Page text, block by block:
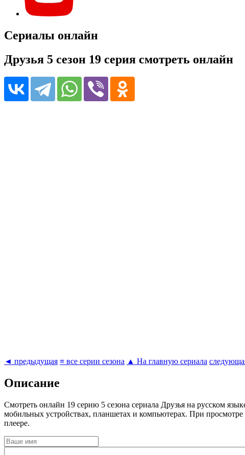
Сериалы онлайн
Друзья 5 сезон 19 серия смотреть онлайн
◄ предыдущая ≡ все серии сезона ▲ На главную сериала
Описание
Cмотреть онлайн 19 серию 5 сезона сериала Друзья на русском
мобильных устройствах, планшетах и компьютерах. При
плеере.